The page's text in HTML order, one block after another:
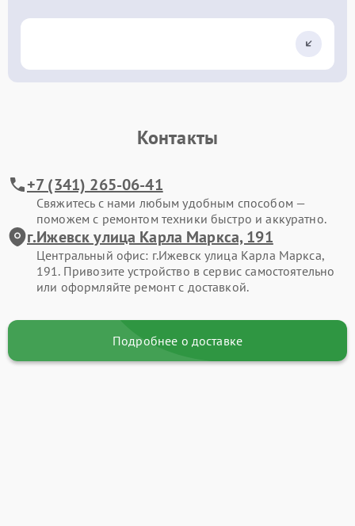
Контакты
+7 (341) 265-06-41
Свяжитесь с нами любым удобным способом —
поможем с ремонтом техники быстро и аккуратно.
г.Ижевск улица Карла Маркса, 191
Центральный офис: г.Ижевск улица Карла Маркса,
191. Привозите устройство в сервис самостоятельно
или оформляйте ремонт с доставкой.
Подробнее о доставке